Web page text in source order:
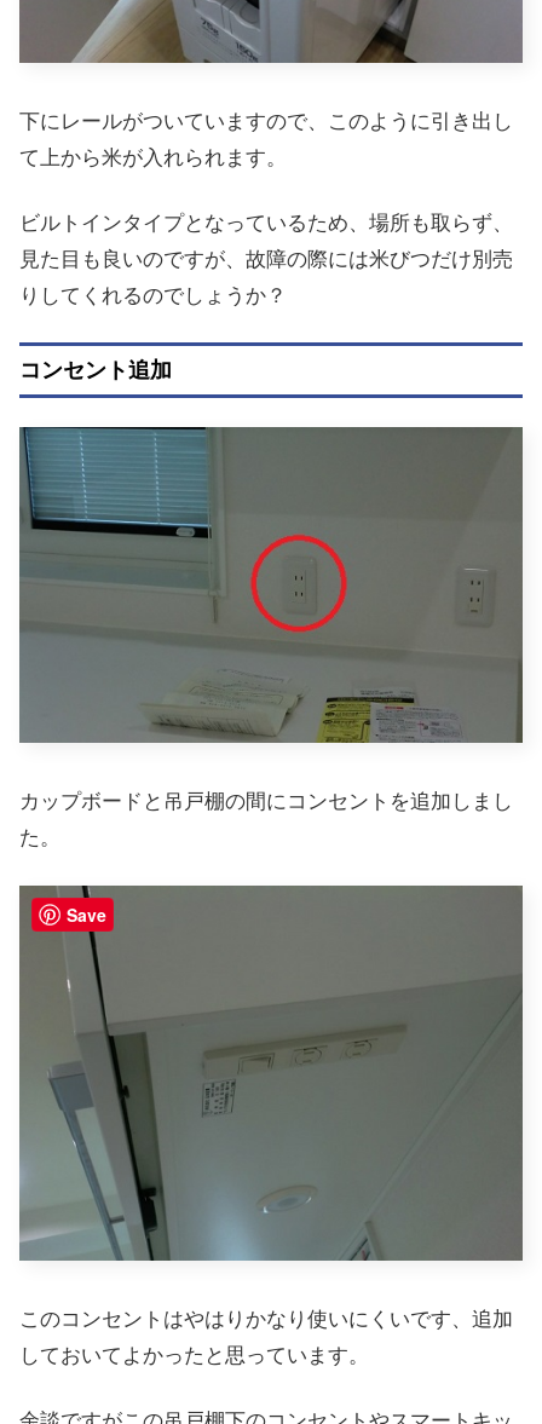
下にレールがついていますので、このように引き出し
て上から米が入れられます。
ビルトインタイプとなっているため、場所も取らず、
見た目も良いのですが、故障の際には米びつだけ別売
りしてくれるのでしょうか？
コンセント追加
カップボードと吊戸棚の間にコンセントを追加しまし
た。
このコンセントはやはりかなり使いにくいです、追加
しておいてよかったと思っています。
Save